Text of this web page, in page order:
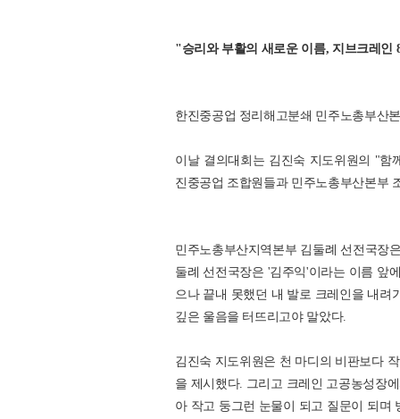
"승리와 부활의 새로운 이름, 지브크레인
한진중공업 정리해고분쇄 민주노총부산
이날 결의대회는 김진숙 지도위원의 "함
진중공업 조합원들과 민주노총부산본부
민주노총부산지역본부 김둘례 선전국장
둘례 선전국장은 '김주익'이라는 이름 앞
으나 끝내 못했던 내 발로 크레인을 내
깊은 울음을 터뜨리고야 말았다.
김진숙 지도위원은 천 마디의 비판보다
을 제시했다. 그리고 크레인 고공농성장
아 작고 둥그런 눈물이 되고 질문이 되며